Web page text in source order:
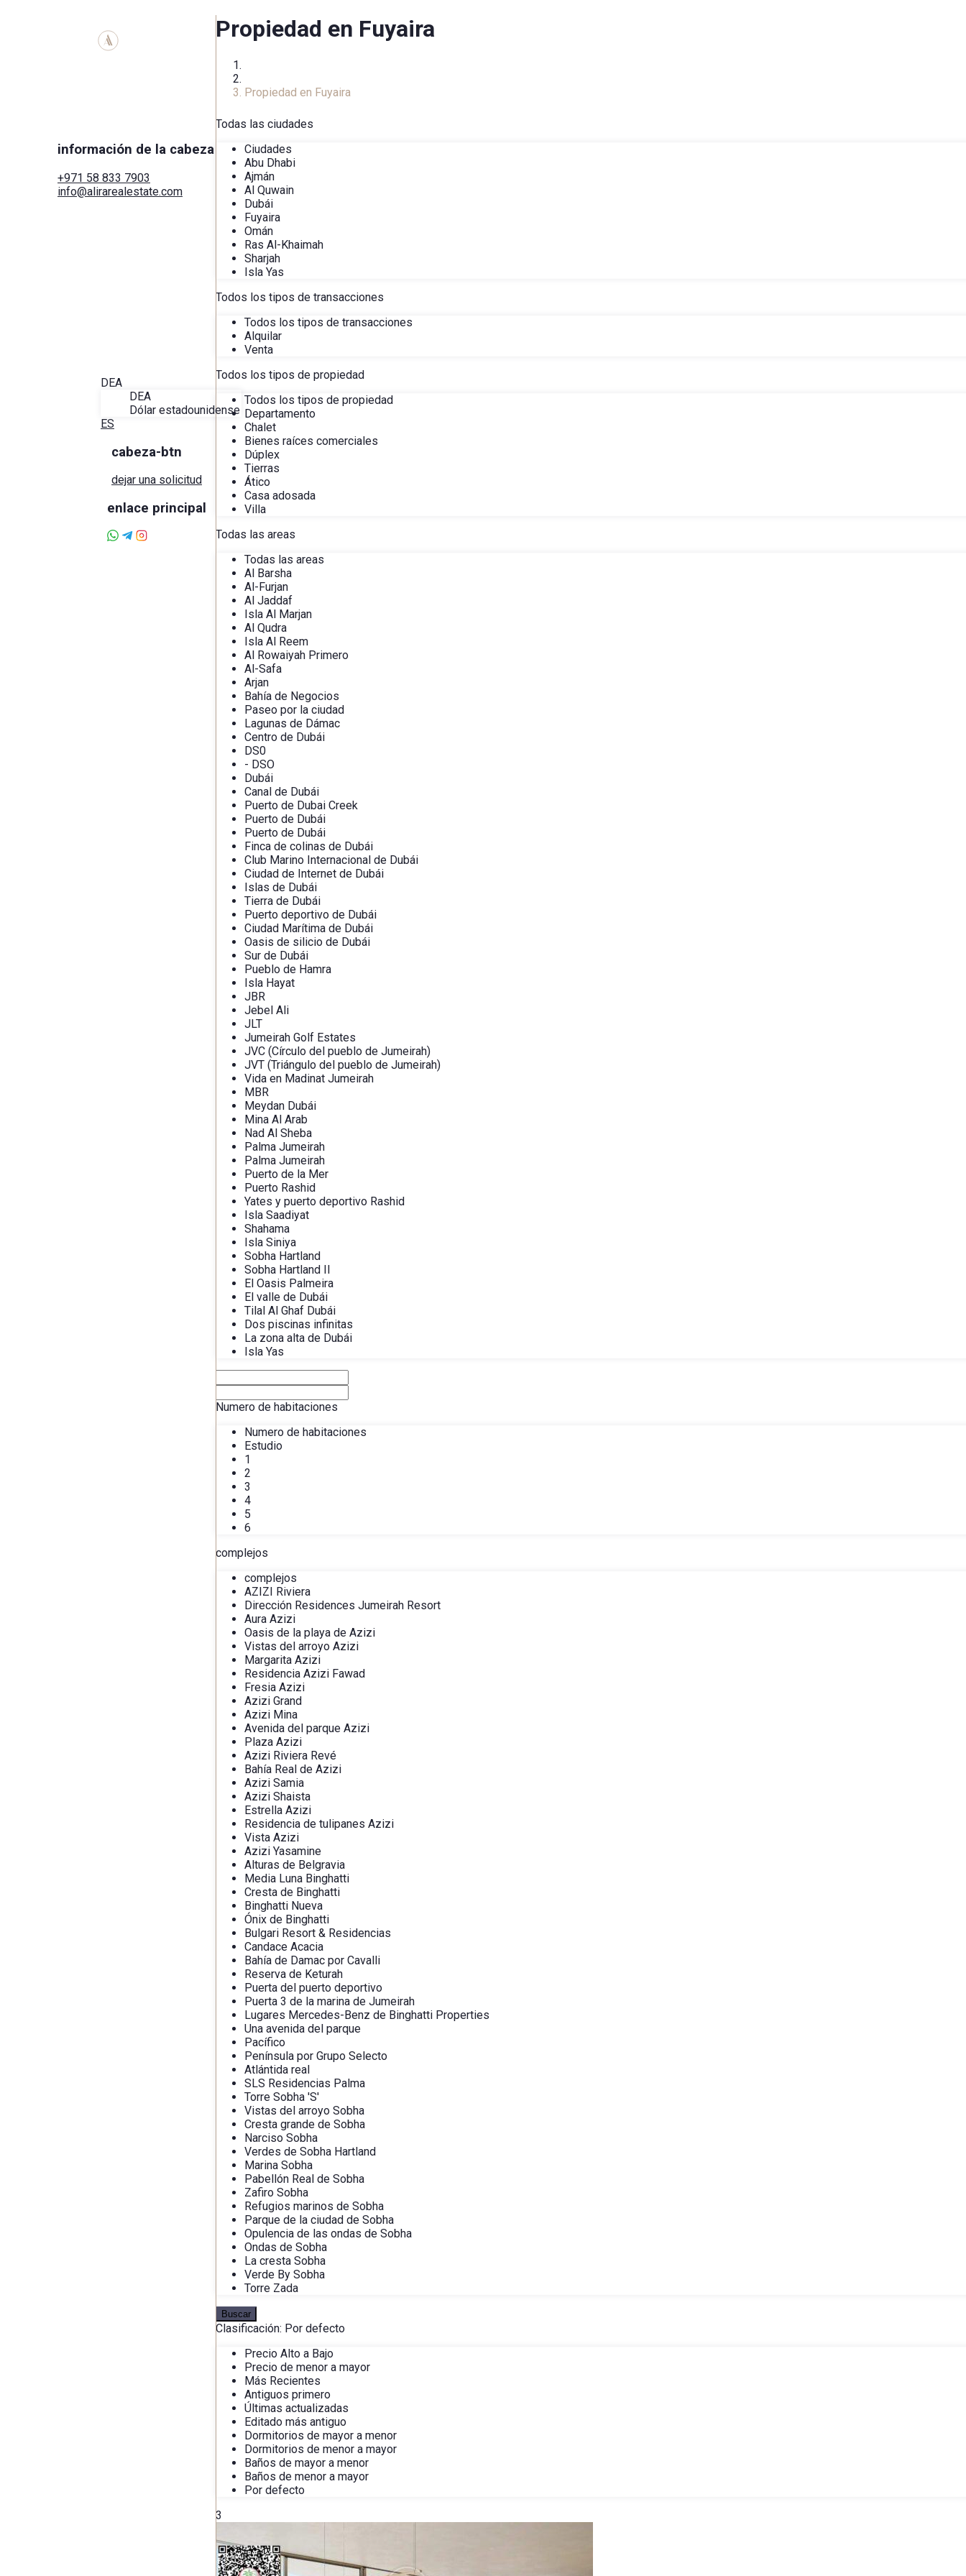
información de la cabeza
+971 58 833 7903
info@alirarealestate.com
DEA
DEA
Dólar estadounidense
ES
cabeza-btn
dejar una solicitud
enlace principal
Propiedad en Fuyaira
Propiedad en Fuyaira
Todas las ciudades
Ciudades
Abu Dhabi
Ajmán
Al Quwain
Dubái
Fuyaira
Omán
Ras Al-Khaimah
Sharjah
Isla Yas
Todos los tipos de transacciones
Todos los tipos de transacciones
Alquilar
Venta
Todos los tipos de propiedad
Todos los tipos de propiedad
Departamento
Chalet
Bienes raíces comerciales
Dúplex
Tierras
Ático
Casa adosada
Villa
Todas las areas
Todas las areas
Al Barsha
Al-Furjan
Al Jaddaf
Isla Al Marjan
Al Qudra
Isla Al Reem
Al Rowaiyah Primero
Al-Safa
Arjan
Bahía de Negocios
Paseo por la ciudad
Lagunas de Dámac
Centro de Dubái
DS0
- DSO
Dubái
Canal de Dubái
Puerto de Dubai Creek
Puerto de Dubái
Puerto de Dubái
Finca de colinas de Dubái
Club Marino Internacional de Dubái
Ciudad de Internet de Dubái
Islas de Dubái
Tierra de Dubái
Puerto deportivo de Dubái
Ciudad Marítima de Dubái
Oasis de silicio de Dubái
Sur de Dubái
Pueblo de Hamra
Isla Hayat
JBR
Jebel Ali
JLT
Jumeirah Golf Estates
JVC (Círculo del pueblo de Jumeirah)
JVT (Triángulo del pueblo de Jumeirah)
Vida en Madinat Jumeirah
MBR
Meydan Dubái
Mina Al Arab
Nad Al Sheba
Palma Jumeirah
Palma Jumeirah
Puerto de la Mer
Puerto Rashid
Yates y puerto deportivo Rashid
Isla Saadiyat
Shahama
Isla Siniya
Sobha Hartland
Sobha Hartland II
El Oasis Palmeira
El valle de Dubái
Tilal Al Ghaf Dubái
Dos piscinas infinitas
La zona alta de Dubái
Isla Yas
Numero de habitaciones
Numero de habitaciones
Estudio
1
2
3
4
5
6
complejos
complejos
AZIZI Riviera
Dirección Residences Jumeirah Resort
Aura Azizi
Oasis de la playa de Azizi
Vistas del arroyo Azizi
Margarita Azizi
Residencia Azizi Fawad
Fresia Azizi
Azizi Grand
Azizi Mina
Avenida del parque Azizi
Plaza Azizi
Azizi Riviera Revé
Bahía Real de Azizi
Azizi Samia
Azizi Shaista
Estrella Azizi
Residencia de tulipanes Azizi
Vista Azizi
Azizi Yasamine
Alturas de Belgravia
Media Luna Binghatti
Cresta de Binghatti
Binghatti Nueva
Ónix de Binghatti
Bulgari Resort & Residencias
Candace Acacia
Bahía de Damac por Cavalli
Reserva de Keturah
Puerta del puerto deportivo
Puerta 3 de la marina de Jumeirah
Lugares Mercedes-Benz de Binghatti Properties
Una avenida del parque
Pacífico
Península por Grupo Selecto
Atlántida real
SLS Residencias Palma
Torre Sobha 'S'
Vistas del arroyo Sobha
Cresta grande de Sobha
Narciso Sobha
Verdes de Sobha Hartland
Marina Sobha
Pabellón Real de Sobha
Zafiro Sobha
Refugios marinos de Sobha
Parque de la ciudad de Sobha
Opulencia de las ondas de Sobha
Ondas de Sobha
La cresta Sobha
Verde By Sobha
Torre Zada
Buscar
Clasificación: Por defecto
Precio Alto a Bajo
Precio de menor a mayor
Más Recientes
Antiguos primero
Últimas actualizadas
Editado más antiguo
Dormitorios de mayor a menor
Dormitorios de menor a mayor
Baños de mayor a menor
Baños de menor a mayor
Por defecto
3